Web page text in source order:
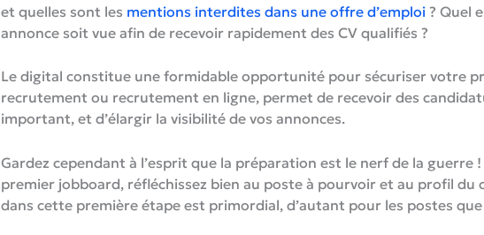
et quelles sont les mentions interdites dans une offre d’emploi ? Quel
annonce soit vue afin de recevoir rapidement des CV qualifiés ?
Le digital constitue une formidable opportunité pour sécuriser votre
recrutement ou recrutement en ligne, permet de recevoir des
important, et d’élargir la visibilité de vos annonces.
Gardez cependant à l’esprit que la préparation est le nerf de la guerre
premier jobboard, réfléchissez bien au poste à pourvoir et au profil du
dans cette première étape est primordial, d’autant pour les postes